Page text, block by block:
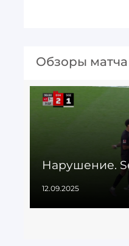
Обзоры
Нарушение.
12.09.2025